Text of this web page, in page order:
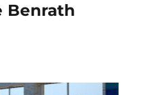
Benrath